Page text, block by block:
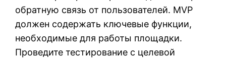
обратную связь от пользователей. MVP
должен содержать ключевые функции,
необходимые для работы площадки.
Проведите тестирование с целевой